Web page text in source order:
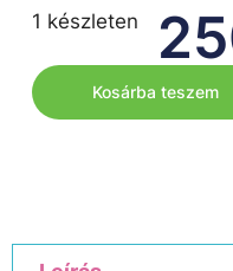
1 készleten
Kosárba teszem